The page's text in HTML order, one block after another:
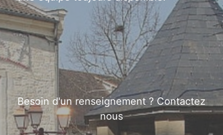
Besoin d'un renseignement ? Contactez
nous